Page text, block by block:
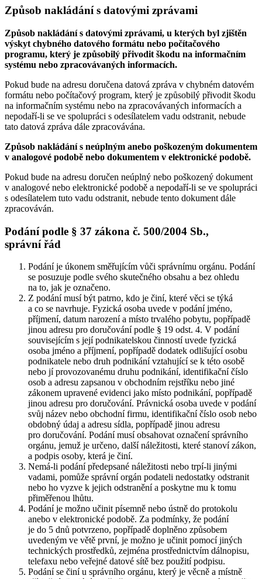
Způsob nakládání s datovými zprávami
Způsob nakládání s datovými zprávami, u kterých byl zjištěn
výskyt chybného datového formátu nebo počítačového
programu, který je způsobilý přivodit škodu na informačním
systému nebo zpracovávaných informacích.
Pokud bude na adresu doručena datová zpráva v chybném datovém
formátu nebo počítačový program, který je způsobilý přivodit škodu
na informačním systému nebo na zpracovávaných informacích a
nepodaří-li se ve spolupráci s odesílatelem vadu odstranit, nebude
tato datová zpráva dále zpracovávána.
Způsob nakládání s neúplným anebo poškozeným dokumentem
v analogové podobě nebo dokumentem v elektronické podobě.
Pokud bude na adresu doručen neúplný nebo poškozený dokument
v analogové nebo elektronické podobě a nepodaří-li se ve spolupráci
s odesílatelem tuto vadu odstranit, nebude tento dokument dále
zpracováván.
Podání podle § 37 zákona č. 500/2004 Sb.,
správní řád
Podání je úkonem směřujícím vůči správnímu orgánu. Podání
se posuzuje podle svého skutečného obsahu a bez ohledu
na to, jak je označeno.
Z podání musí být patrno, kdo je činí, které věci se týká
a co se navrhuje. Fyzická osoba uvede v podání jméno,
příjmení, datum narození a místo trvalého pobytu, popřípadě
jinou adresu pro doručování podle § 19 odst. 4. V podání
souvisejícím s její podnikatelskou činností uvede fyzická
osoba jméno a příjmení, popřípadě dodatek odlišující osobu
podnikatele nebo druh podnikání vztahující se k této osobě
nebo jí provozovanému druhu podnikání, identifikační číslo
osob a adresu zapsanou v obchodním rejstříku nebo jiné
zákonem upravené evidenci jako místo podnikání, popřípadě
jinou adresu pro doručování. Právnická osoba uvede v podání
svůj název nebo obchodní firmu, identifikační číslo osob nebo
obdobný údaj a adresu sídla, popřípadě jinou adresu
pro doručování. Podání musí obsahovat označení správního
orgánu, jemuž je určeno, další náležitosti, které stanoví zákon,
a podpis osoby, která je činí.
Nemá-li podání předepsané náležitosti nebo trpí-li jinými
vadami, pomůže správní orgán podateli nedostatky odstranit
nebo ho vyzve k jejich odstranění a poskytne mu k tomu
přiměřenou lhůtu.
Podání je možno učinit písemně nebo ústně do protokolu
anebo v elektronické podobě. Za podmínky, že podání
je do 5 dnů potvrzeno, popřípadě doplněno způsobem
uvedeným ve větě první, je možno je učinit pomocí jiných
technických prostředků, zejména prostřednictvím dálnopisu,
telefaxu nebo veřejné datové sítě bez použití podpisu.
Podání se činí u správního orgánu, který je věcně a místně